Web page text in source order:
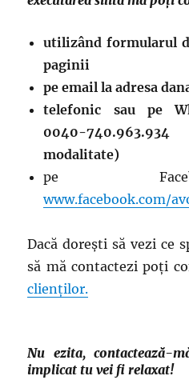
utilizând formularul
paginii
pe email la adresa
telefonic sau pe
0040-
modalitate)
pe
www.facebook.com/
Dacă dorești să vezi ce
să mă contactezi poți
clienților.
Nu ezita, contactează-
implicat tu vei fi relaxat!